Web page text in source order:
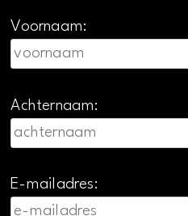
Voornaam:
Achternaam:
E-mailadres: